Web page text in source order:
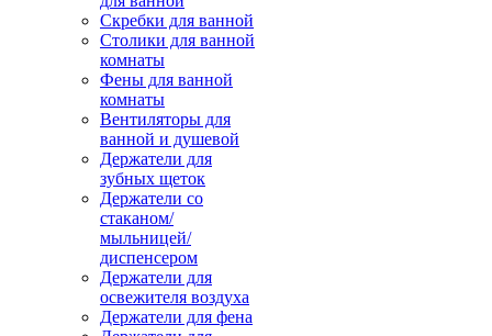
Скребки для ванной
Столики для ванной
комнаты
Фены для ванной
комнаты
Вентиляторы для
ванной и душевой
Держатели для
зубных щеток
Держатели со
стаканом/
мыльницей/
диспенсером
Держатели для
освежителя воздуха
Держатели для фена